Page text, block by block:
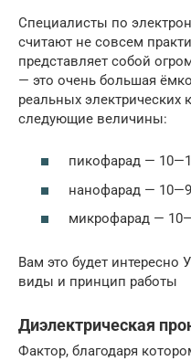
Специалисты по
считают не совсем
представляет собой
— это очень большая
реальных
следующие величины:
пикофарад —
нанофарад —
микрофарад —
Вам это будет интересно
виды и принцип работы
Диэлектрическая
Фактор, благодаря